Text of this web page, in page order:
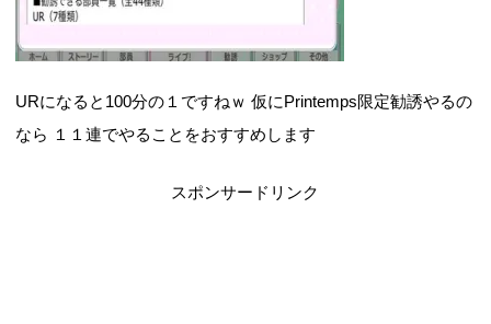
URになると100分の１ですねｗ 仮にPrintemps限定勧誘やるの
なら １１連でやることをおすすめします
スポンサードリンク